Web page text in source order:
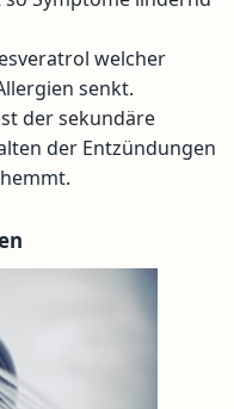
welcher
senkt.
der sekundäre
der Entzündungen